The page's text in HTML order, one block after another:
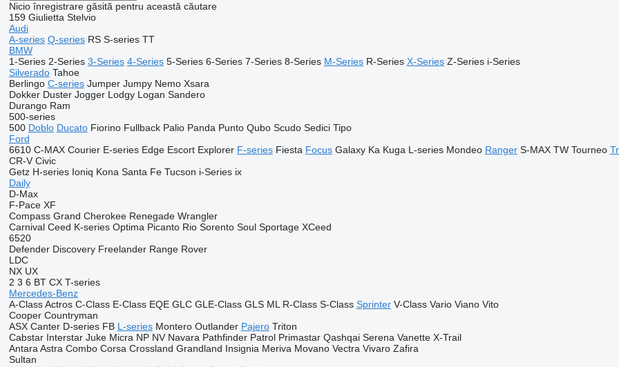
Nicio înregistrare găsită pentru această căutare
159 Giulietta Stelvio
Audi
A-series Q-series RS S-series TT
BMW
1-Series 2-Series 3-Series 4-Series 5-Series 6-Series 7-Series 8-Series M-Series R-Series X-Series Z-Series i-Series
Silverado Tahoe
Berlingo C-series Jumper Jumpy Nemo Xsara
Dokker Duster Jogger Lodgy Logan Sandero
Durango Ram
500-series
500 Doblo Ducato Fiorino Fullback Palio Panda Punto Qubo Scudo Sedici Tipo
Ford
6610 C-MAX Courier E-series Edge Escort Explorer F-series Fiesta Focus Galaxy Ka Kuga L-series Mondeo Ranger S-MAX TW Tourneo
CR-V Civic
Getz H-series Ioniq Kona Santa Fe Tucson i-Series ix
Daily
D-Max
F-Pace XF
Compass Grand Cherokee Renegade Wrangler
Carnival Ceed K-series Optima Picanto Rio Sorento Soul Sportage XCeed
6520
Defender Discovery Freelander Range Rover
LDC
NX UX
2 3 6 BT CX T-series
Mercedes-Benz
A-Class Actros C-Class E-Class EQE GLC GLE-Class GLS ML R-Class S-Class Sprinter V-Class Vario Viano Vito
Cooper Countryman
ASX Canter D-series FB L-series Montero Outlander Pajero Triton
Cabstar Interstar Juke Micra NP NV Navara Pathfinder Patrol Primastar Qashqai Serena Vanette X-Trail
Antara Astra Combo Corsa Crossland Grandland Insignia Meriva Movano Vectra Vivaro Zafira
Sultan